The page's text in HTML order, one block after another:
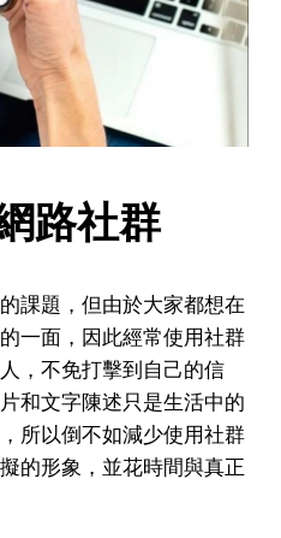
路社群
課題，但由於大家都想在
一面，因此經常使用社群
，不免打擊到自己的信
和文字陳述只是生活中的
所以倒不如減少使用社群
的形象，並花時間與真正